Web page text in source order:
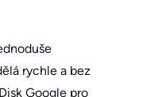
rychle a bez
Google pro